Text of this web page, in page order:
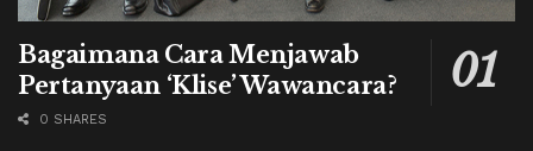
Bagaimana Cara Menjawab
Pertanyaan ‘Klise’ Wawancara?
0 SHARES